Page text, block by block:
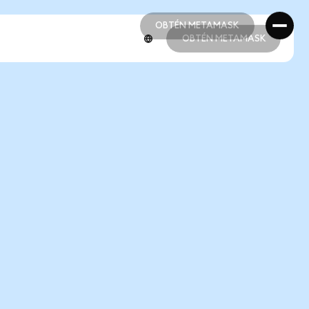
OBTÉN METAMASK
OBTÉN METAMASK
OBTÉN METAMASK